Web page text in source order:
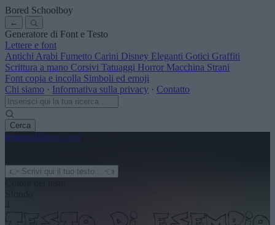
Bored Schoolboy
←
Generatore di Font e Testo
Lettere e font
Antichi Arabi Fumetto Carini Disney Eleganti Gotici Graffiti
Scrittura a mano Corsivi Tatuaggi Horror Macchina Strani
Font copia e incolla Simboli ed emoji
Chi siamo · Informativa sulla privacy · Contatto
Cerca
letterealfabeto.com